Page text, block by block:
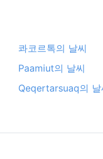
콰코르톡의 날씨
Paamiut의 날씨
Qeqertarsuaq의 날